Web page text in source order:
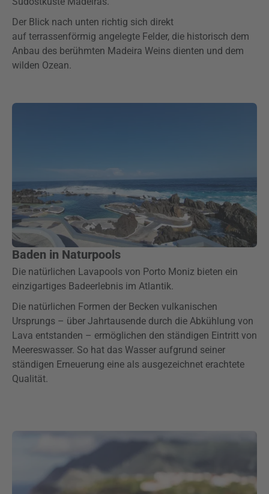
Der Blick nach unten richtig sich direkt
auf terrassenförmig angelegte Felder, die historisch dem
Anbau des berühmten Madeira Weins dienten und dem
wilden Ozean.
Baden in Naturpools
Die natürlichen Lavapools von Porto Moniz bieten ein
einzigartiges Badeerlebnis im Atlantik.
Die natürlichen Formen der Becken vulkanischen
Ursprungs – über Jahrtausende durch die Abkühlung von
Lava entstanden – ermöglichen den ständigen Eintritt von
Meereswasser. So hat das Wasser aufgrund seiner
ständigen Erneuerung eine als ausgezeichnet erachtete
Qualität.